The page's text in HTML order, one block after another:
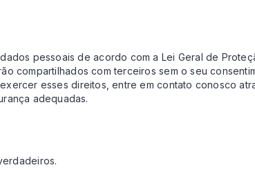
pessoais de acordo com a Lei Geral de
compartilhados com terceiros sem o seu
esses direitos, entre em contato conosco
adequadas.